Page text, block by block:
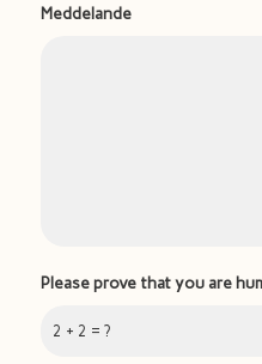
Meddelande
2 + 2 = ?
Please prove that you are